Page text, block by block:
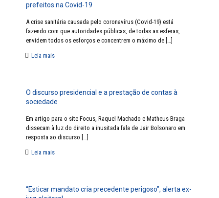
prefeitos na Covid-19
A crise sanitária causada pelo coronavírus (Covid-19) está
fazendo com que autoridades públicas, de todas as esferas,
envidem todos os esforços e concentrem o máximo de […]
Leia mais
O discurso presidencial e a prestação de contas à
sociedade
Em artigo para o site Focus, Raquel Machado e Matheus Braga
dissecam à luz do direito a inusitada fala de Jair Bolsonaro em
resposta ao discurso […]
Leia mais
“Esticar mandato cria precedente perigoso”, alerta ex-